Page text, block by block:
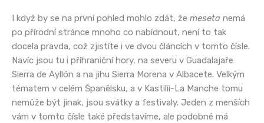
I když by se na první pohled mohlo zdát, že meseta nemá
po přírodní stránce mnoho co nabídnout, není to tak
docela pravda, což zjistíte i ve dvou článcích v tomto čísle.
Navíc jsou tu i příhraniční hory, na severu v Guadalajaře
Sierra de Ayllón a na jihu Sierra Morena v Albacete. Velkým
tématem v celém Španělsku, a v Kastilii-La Manche tomu
nemůže být jinak, jsou svátky a festivaly. Jeden z menších
vám v tomto čísle také představíme, ale podobné má